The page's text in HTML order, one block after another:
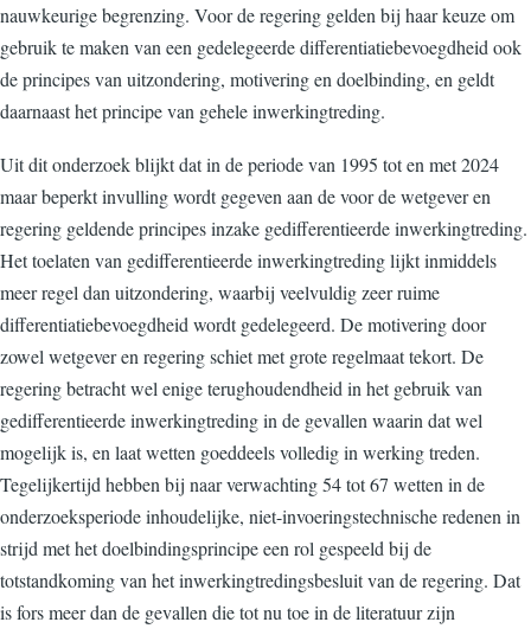
nauwkeurige begrenzing. Voor de regering gelden bij haar keuze om
gebruik te maken van een gedelegeerde differentiatiebevoegdheid ook
de principes van uitzondering, motivering en doelbinding, en geldt
daarnaast het principe van gehele inwerkingtreding.
Uit dit onderzoek blijkt dat in de periode van 1995 tot en met 2024
maar beperkt invulling wordt gegeven aan de voor de wetgever en
regering geldende principes inzake gedifferentieerde inwerkingtreding.
Het toelaten van gedifferentieerde inwerkingtreding lijkt inmiddels
meer regel dan uitzondering, waarbij veelvuldig zeer ruime
differentiatiebevoegdheid wordt gedelegeerd. De motivering door
zowel wetgever en regering schiet met grote regelmaat tekort. De
regering betracht wel enige terughoudendheid in het gebruik van
gedifferentieerde inwerkingtreding in de gevallen waarin dat wel
mogelijk is, en laat wetten goeddeels volledig in werking treden.
Tegelijkertijd hebben bij naar verwachting 54 tot 67 wetten in de
onderzoeksperiode inhoudelijke, niet-invoeringstechnische redenen in
strijd met het doelbindingsprincipe een rol gespeeld bij de
totstandkoming van het inwerkingtredingsbesluit van de regering. Dat
is fors meer dan de gevallen die tot nu toe in de literatuur zijn